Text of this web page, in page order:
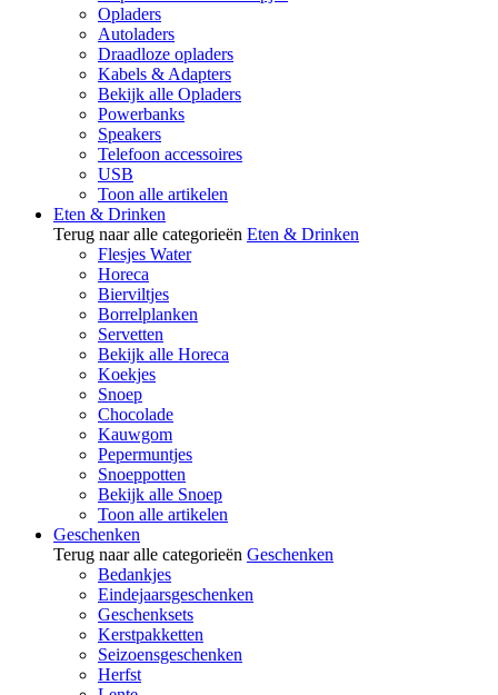
Opladers
Autoladers
Draadloze opladers
Kabels & Adapters
Bekijk alle Opladers
Powerbanks
Speakers
Telefoon accessoires
USB
Toon alle artikelen
Eten & Drinken
Terug naar alle categorieën Eten & Drinken
Flesjes Water
Horeca
Bierviltjes
Borrelplanken
Servetten
Bekijk alle Horeca
Koekjes
Snoep
Chocolade
Kauwgom
Pepermuntjes
Snoeppotten
Bekijk alle Snoep
Toon alle artikelen
Geschenken
Terug naar alle categorieën Geschenken
Bedankjes
Eindejaarsgeschenken
Geschenksets
Kerstpakketten
Seizoensgeschenken
Herfst